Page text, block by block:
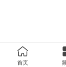
首页